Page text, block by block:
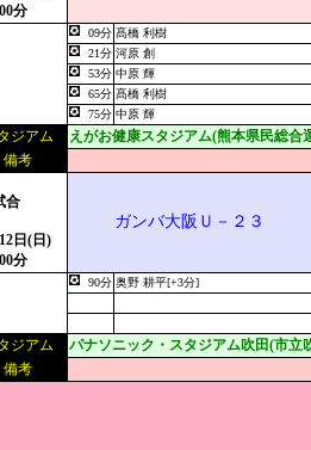
分
09分 髙橋 利樹
21分 河原 創
53分 中原 輝
65分 髙橋 利樹
75分 中原 輝
ジアム
えがお健康スタジアム(熊本県民総合
備考
合
日(日)
分
ガンバ大阪Ｕ－２３
90分 奥野 耕平[+3分]
ジアム
パナソニック・スタジアム吹田(市立
備考